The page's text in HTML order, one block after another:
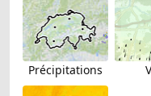
Précipitations